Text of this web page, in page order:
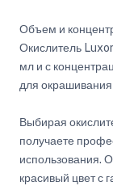
Объем и
Окислитель
мл и с
для окрашивания
Выбирая
получаете
использования.
красивый цвет с